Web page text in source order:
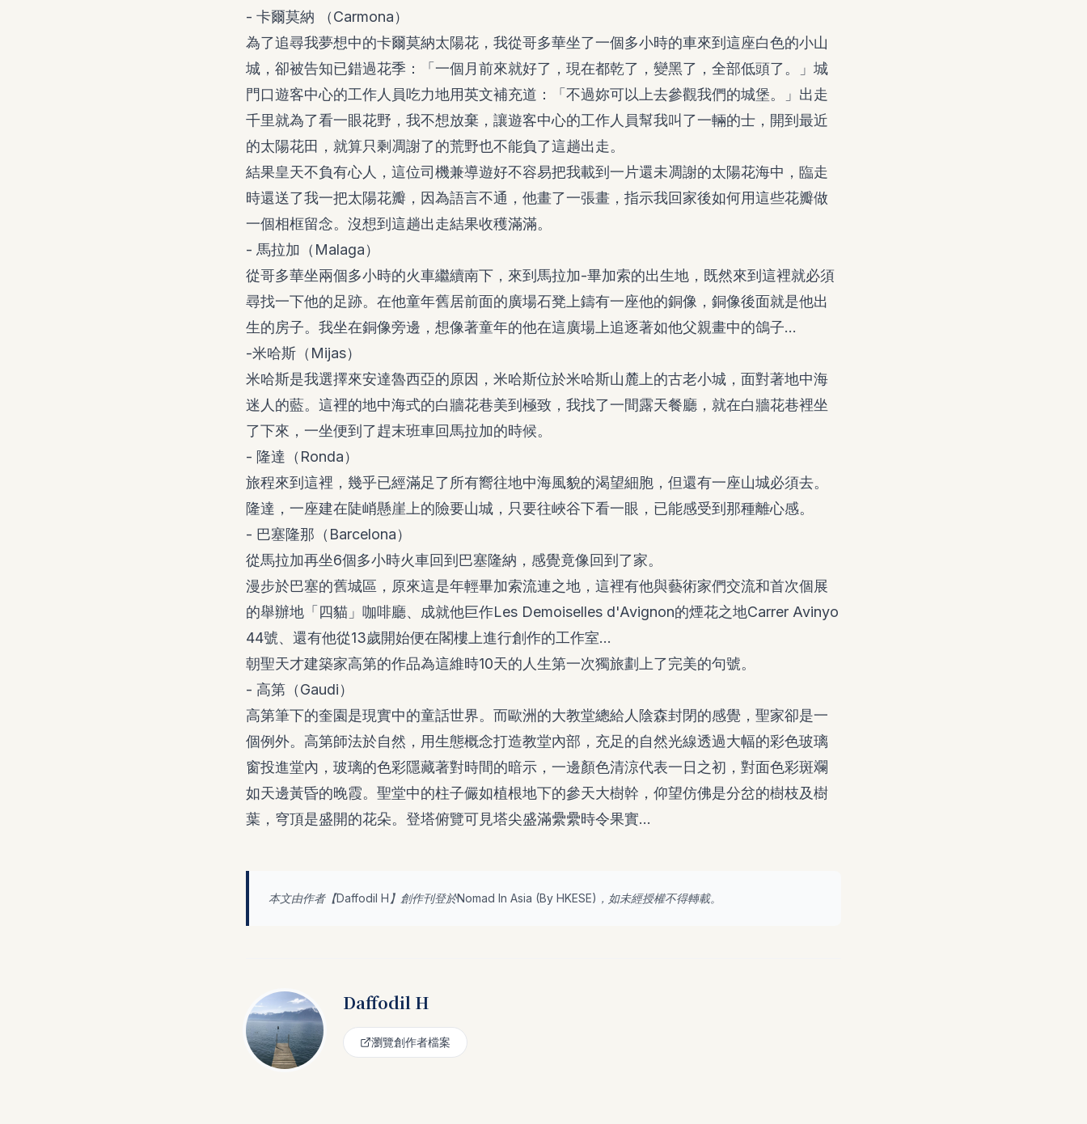
- 卡爾莫納 （Carmona）
為了追尋我夢想中的卡爾莫納太陽花，我從哥多華坐了一個多小時的車來到這座白色的小山
城，卻被告知已錯過花季：「一個月前來就好了，現在都乾了，變黑了，全部低頭了。」城
門口遊客中心的工作人員吃力地用英文補充道：「不過妳可以上去參觀我們的城堡。」出走
千里就為了看一眼花野，我不想放棄，讓遊客中心的工作人員幫我叫了一輛的士，開到最近
的太陽花田，就算只剩凋謝了的荒野也不能負了這趟出走。
結果皇天不負有心人，這位司機兼導遊好不容易把我載到一片還未凋謝的太陽花海中，臨走
時還送了我一把太陽花瓣，因為語言不通，他畫了一張畫，指示我回家後如何用這些花瓣做
一個相框留念。沒想到這趟出走結果收穫滿滿。
- 馬拉加（Malaga）
從哥多華坐兩個多小時的火車繼續南下，來到馬拉加-畢加索的出生地，既然來到這裡就必須
尋找一下他的足跡。在他童年舊居前面的廣場石凳上鑄有一座他的銅像，銅像後面就是他出
生的房子。我坐在銅像旁邊，想像著童年的他在這廣場上追逐著如他父親畫中的鴿子...
-米哈斯（Mijas）
米哈斯是我選擇來安達魯西亞的原因，米哈斯位於米哈斯山麓上的古老小城，面對著地中海
迷人的藍。這裡的地中海式的白牆花巷美到極致，我找了一間露天餐廳，就在白牆花巷裡坐
了下來，一坐便到了趕末班車回馬拉加的時候。
- 隆達（Ronda）
旅程來到這裡，幾乎已經滿足了所有嚮往地中海風貌的渴望細胞，但還有一座山城必須去。
隆達，一座建在陡峭懸崖上的險要山城，只要往峽谷下看一眼，已能感受到那種離心感。
- 巴塞隆那（Barcelona）
從馬拉加再坐6個多小時火車回到巴塞隆納，感覺竟像回到了家。
漫步於巴塞的舊城區，原來這是年輕畢加索流連之地，這裡有他與藝術家們交流和首次個展
的舉辦地「四貓」咖啡廳、成就他巨作Les Demoiselles d'Avignon的煙花之地Carrer Avinyo
44號、還有他從13歲開始便在閣樓上進行創作的工作室...
朝聖天才建築家高第的作品為這維時10天的人生第一次獨旅劃上了完美的句號。
- 高第（Gaudi）
高第筆下的奎園是現實中的童話世界。而歐洲的大教堂總給人陰森封閉的感覺，聖家卻是一
個例外。高第師法於自然，用生態概念打造教堂內部，充足的自然光線透過大幅的彩色玻璃
窗投進堂內，玻璃的色彩隱藏著對時間的暗示，一邊顏色清涼代表一日之初，對面色彩斑斕
如天邊黃昏的晚霞。聖堂中的柱子儼如植根地下的參天大樹幹，仰望仿佛是分岔的樹枝及樹
葉，穹頂是盛開的花朵。登塔俯覽可見塔尖盛滿纍纍時令果實...
本文由作者【Daffodil H 】創作刊登於Nomad In Asia (By HKESE)，如未經授權不得轉載。
Daffodil H
瀏覽創作者檔案